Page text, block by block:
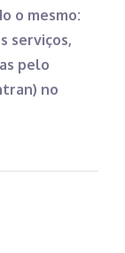
o mesmo:
serviços,
pelo
no